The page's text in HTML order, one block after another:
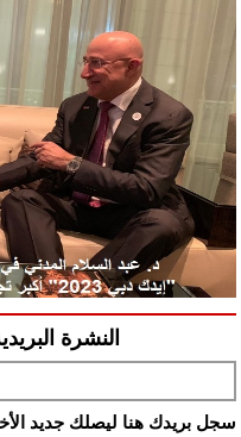
النشرة
سجل بريدك هنا ليصلك جديد